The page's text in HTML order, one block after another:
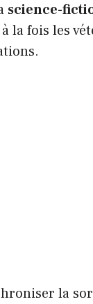
science-
la fois les
la